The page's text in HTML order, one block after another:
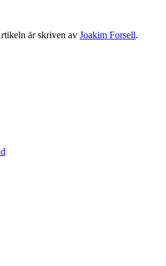
är skriven av Joakim Forsell.